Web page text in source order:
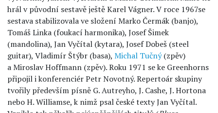
hrál v původní sestavě ještě Karel Vágner. V roce 1967se
sestava stabilizovala ve složení Marko Čermák (banjo),
Tomáš Linka (foukací harmonika), Josef Šimek
(mandolina), Jan Vyčítal (kytara), Josef Dobeš (steel
guitar), Vladimír Štýbr (basa), Michal Tučný(zpěv)
a Miroslav Hoffmann (zpěv). Roku 1971 se ke Greenhorns
připojil i konferenciér Petr Novotný. Repertoár skupiny
tvořily především písně G. Autreyho, J. Cashe, J. Hortona
nebo H. Williamse, k nimž psal české texty Jan Vyčítal.